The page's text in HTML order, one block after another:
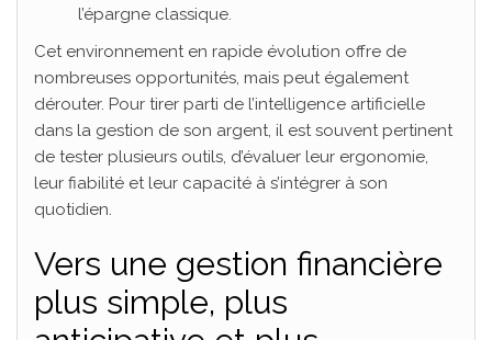
l’épargne classique.
Cet environnement en rapide évolution offre de
nombreuses opportunités, mais peut également
dérouter. Pour tirer parti de l’intelligence artificielle
dans la gestion de son argent, il est souvent pertinent
de tester plusieurs outils, d’évaluer leur ergonomie,
leur fiabilité et leur capacité à s’intégrer à son
quotidien.
Vers une gestion financière
plus simple, plus